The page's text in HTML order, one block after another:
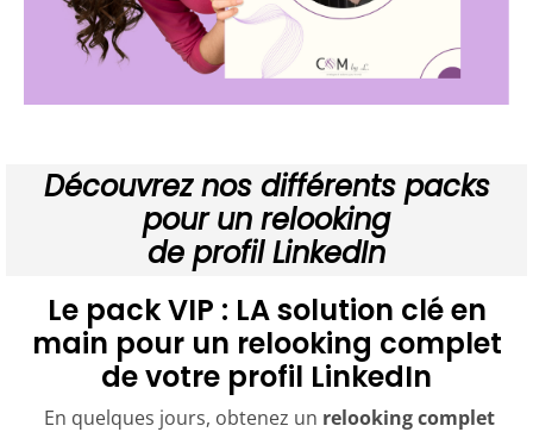
Découvrez nos différents packs
pour un relooking
de profil LinkedIn
Le pack VIP : LA solution clé en
main pour un relooking complet
de votre profil LinkedIn
En quelques jours, obtenez un relooking complet